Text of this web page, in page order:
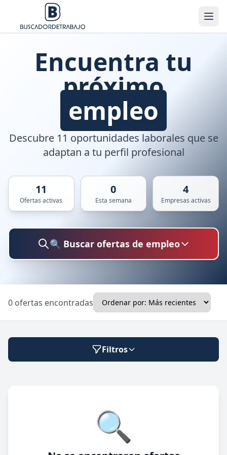
Encuentra tu
próximo
empleo
Descubre 11 oportunidades laborales que se
adaptan a tu perfil profesional
11
Ofertas activas
0
Esta semana
4
Empresas activas
🔍 Buscar ofertas de empleo
Ubicación
🔍 Buscar
0 ofertas encontradas
Filtros
Modalidad de trabajo🔍